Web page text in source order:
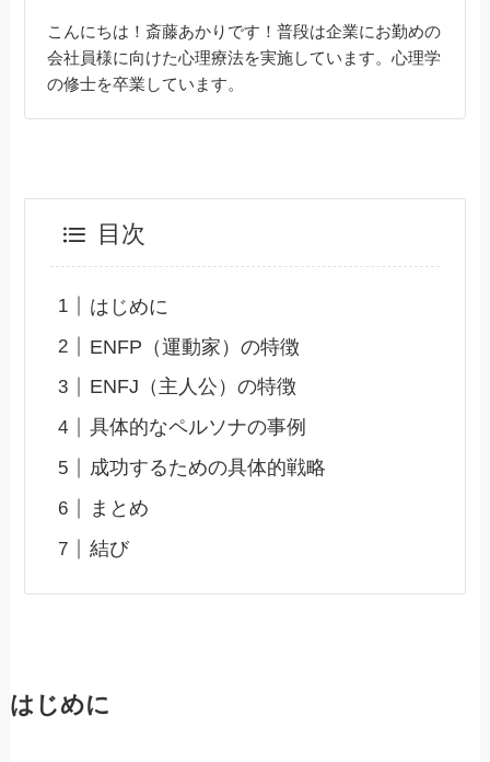
こんにちは！斎藤あかりです！普段は企業にお勤めの
会社員様に向けた心理療法を実施しています。心理学
の修士を卒業しています。
目次
はじめに
ENFP（運動家）の特徴
ENFJ（主人公）の特徴
具体的なペルソナの事例
成功するための具体的戦略
まとめ
結び
はじめに